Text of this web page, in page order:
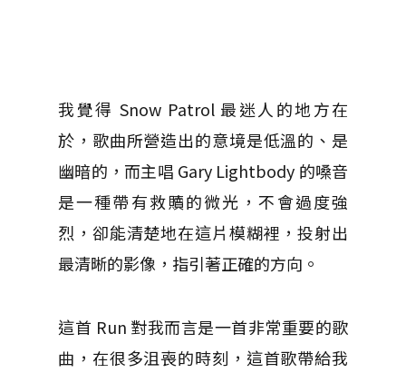
我覺得 Snow Patrol 最迷人的地方在
於，歌曲所營造出的意境是低溫的、是
幽暗的，而主唱 Gary Lightbody 的嗓音
是一種帶有救贖的微光，不會過度強
烈，卻能清楚地在這片模糊裡，投射出
最清晰的影像，指引著正確的方向。
這首 Run 對我而言是一首非常重要的歌
曲，在很多沮喪的時刻，這首歌帶給我